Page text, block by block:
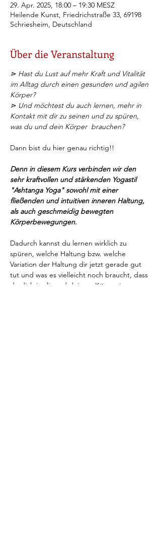
29. Apr. 2025, 18:00 – 19:30 MESZ
Heilende Kunst, Friedrichstraße 33, 69198
Schriesheim, Deutschland
Über die Veranstaltung
⋗ Hast du Lust auf mehr Kraft und Vitalität
im Alltag durch einen gesunden und agilen
Körper?
⋗ Und möchtest du auch lernen, mehr in
Kontakt mit dir zu seinen und zu spüren,
was du und dein Körper  brauchen?
Dann bist du hier genau richtig!!
Denn in diesem Kurs verbinden wir den
sehr kraftvollen und stärkenden Yogastil
"Ashtanga Yoga" sowohl mit einer
fließenden und intuitiven inneren Haltung,
als auch geschmeidig bewegten
Körperbewegungen.
Dadurch kannst du lernen wirklich zu
spüren, welche Haltung bzw. welche
Variation der Haltung dir jetzt gerade gut
tut und was es vielleicht noch braucht, dass
du dich in dir und deinem Körper in